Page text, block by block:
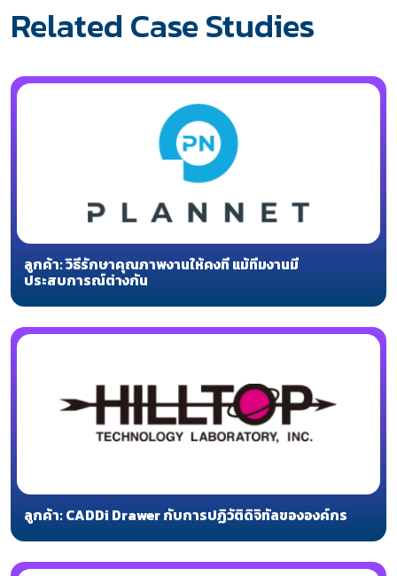
Related Case Studies
ลูกค้า: วิธีรักษาคุณภาพงานให้คงที่ แม้ทีมงานมี
ประสบการณ์ต่างกัน
ลูกค้า: CADDi Drawer กับการปฏิวัติดิจิทัลขององค์กร